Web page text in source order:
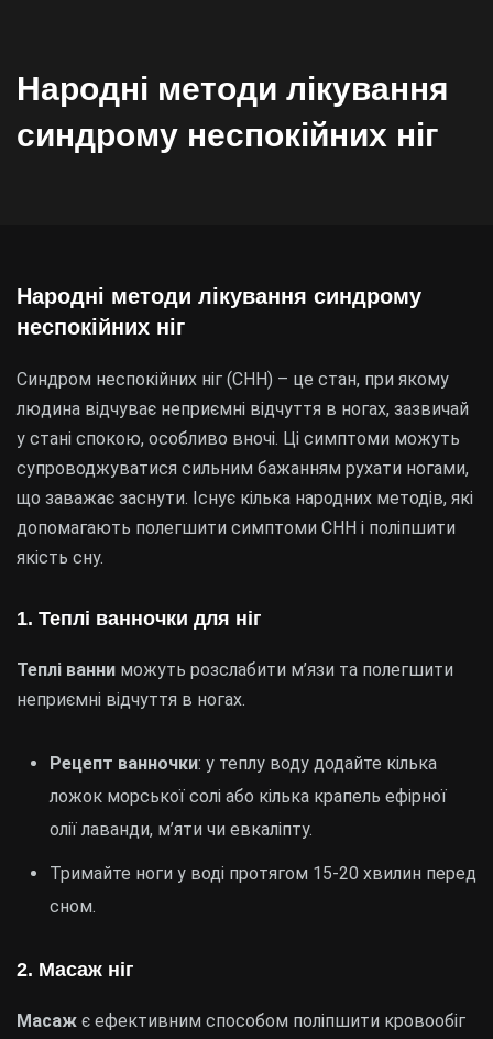
Народні методи лікування
синдрому неспокійних ніг
Народні методи лікування синдрому
неспокійних ніг
Синдром неспокійних ніг (СНН) – це стан, при якому
людина відчуває неприємні відчуття в ногах, зазвичай
у стані спокою, особливо вночі. Ці симптоми можуть
супроводжуватися сильним бажанням рухати ногами,
що заважає заснути. Існує кілька народних методів, які
допомагають полегшити симптоми СНН і поліпшити
якість сну.
1. Теплі ванночки для ніг
Теплі ванни можуть розслабити м’язи та полегшити
неприємні відчуття в ногах.
Рецепт ванночки: у теплу воду додайте кілька
ложок морської солі або кілька крапель ефірної
олії лаванди, м’яти чи евкаліпту.
Тримайте ноги у воді протягом 15-20 хвилин перед
сном.
2. Масаж ніг
Масаж є ефективним способом поліпшити кровообіг